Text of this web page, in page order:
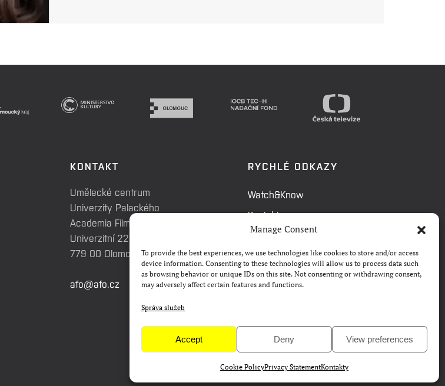
Manage Consent
To provide the best experiences, we use technologies like cookies to store and/or access
device information. Consenting to these technologies will allow us to process data such
as browsing behavior or unique IDs on this site. Not consenting or withdrawing consent,
may adversely affect certain features and functions.
Správa služeb
Accept Deny View preferences
Cookie PolicyPrivacy StatementKontakty
KONTAKT
Umělecké centrum
Univerzity Palackého
Academia Film Olomouc
Univerzitní 225/3
779 00 Olomouc
afo@afo.cz
RYCHLÉ ODKAZY
Watch&Know
Kontakty
FAQ
Camp 4Science
Materiály pro média